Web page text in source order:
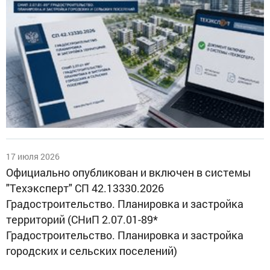
17 июля 2026
Официально опубликован и включен в системы
"Техэксперт" СП 42.13330.2026
Градостроительство. Планировка и застройка
территорий (СНиП 2.07.01-89*
Градостроительство. Планировка и застройка
городских и сельских поселений)